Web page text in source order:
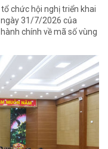
chức hội nghị triển khai
31/7/2026 của
chính về mã số vùng